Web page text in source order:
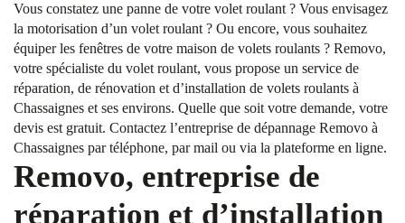
Vous constatez une panne de votre volet roulant ? Vous envisagez
la motorisation d’un volet roulant ? Ou encore, vous souhaitez
équiper les fenêtres de votre maison de volets roulants ? Removo,
votre spécialiste du volet roulant, vous propose un service de
réparation, de rénovation et d’installation de volets roulants à
Chassaignes et ses environs. Quelle que soit votre demande, votre
devis est gratuit. Contactez l’entreprise de dépannage Removo à
Chassaignes par téléphone, par mail ou via la plateforme en ligne.
Removo, entreprise de
réparation et d’installation